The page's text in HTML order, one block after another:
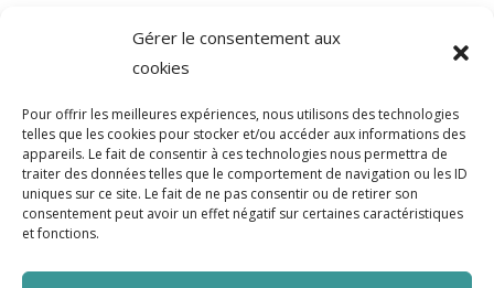
Gérer le consentement aux
cookies
Pour offrir les meilleures expériences, nous utilisons des technologies
telles que les cookies pour stocker et/ou accéder aux informations des
appareils. Le fait de consentir à ces technologies nous permettra de
traiter des données telles que le comportement de navigation ou les ID
uniques sur ce site. Le fait de ne pas consentir ou de retirer son
consentement peut avoir un effet négatif sur certaines caractéristiques
et fonctions.
5 place Bir Hakeim
38000 Grenoble